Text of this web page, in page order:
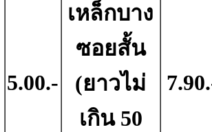
5.00.-
เหล็กบาง
ซอยสั้น
(ยาวไม่
เกิน 50